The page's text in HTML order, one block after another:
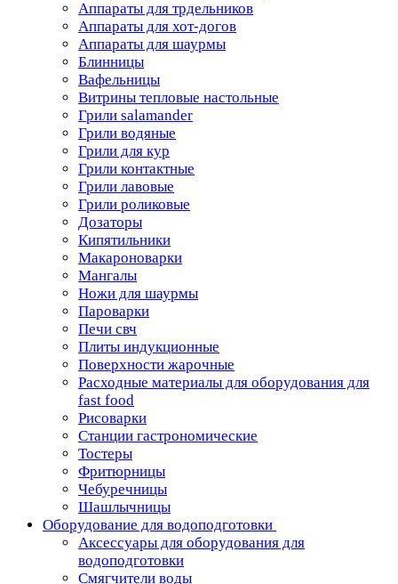
Аппараты для трдельников
Аппараты для хот-догов
Аппараты для шаурмы
Блинницы
Вафельницы
Витрины тепловые настольные
Грили salamander
Грили водяные
Грили для кур
Грили контактные
Грили лавовые
Грили роликовые
Дозаторы
Кипятильники
Макароноварки
Мангалы
Ножи для шаурмы
Пароварки
Печи свч
Плиты индукционные
Поверхности жарочные
Расходные материалы для оборудования для
fast food
Рисоварки
Станции гастрономические
Тостеры
Фритюрницы
Чебуречницы
Шашлычницы
Оборудование для водоподготовки
Аксессуары для оборудования для
водоподготовки
Смягчители воды